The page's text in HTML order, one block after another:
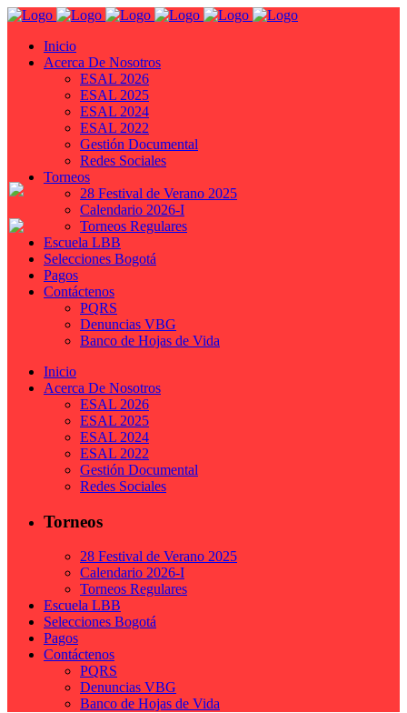
Inicio
Acerca De Nosotros
ESAL 2026
ESAL 2025
ESAL 2024
ESAL 2022
Gestión Documental
Redes Sociales
Torneos
28 Festival de Verano 2025
Calendario 2026-I
Torneos Regulares
Escuela LBB
Selecciones Bogotá
Pagos
Contáctenos
PQRS
Denuncias VBG
Banco de Hojas de Vida
Inicio
Acerca De Nosotros
ESAL 2026
ESAL 2025
ESAL 2024
ESAL 2022
Gestión Documental
Redes Sociales
Torneos
28 Festival de Verano 2025
Calendario 2026-I
Torneos Regulares
Escuela LBB
Selecciones Bogotá
Pagos
Contáctenos
PQRS
Denuncias VBG
Banco de Hojas de Vida